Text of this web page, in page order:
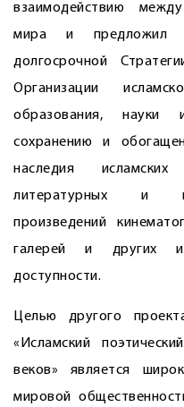
взаимодействию
мира и предложил
долгосрочной
Организации
образования,
сохранению и
наследия
литературных и
произведений
галерей и других
доступности.
Целью другого
«Исламский
веков» является
мировой